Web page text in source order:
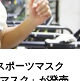
ポーツマスク